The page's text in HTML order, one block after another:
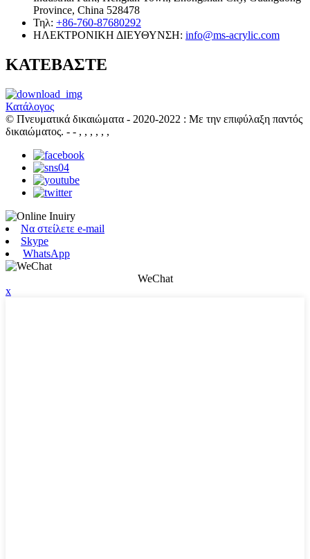
Province, China 528478
Τηλ: +86-760-87680292
ΗΛΕΚΤΡΟΝΙΚΗ ΔΙΕΥΘΥΝΣΗ: info@ms-acrylic.com
ΚΑΤΕΒΑΣΤΕ
Κατάλογος
© Πνευματικά δικαιώματα - 2020-2022 : Με την επιφύλαξη παντός
δικαιώματος. - - , , , , , ,
Να στείλετε e-mail
Skype
WhatsApp
WeChat
x